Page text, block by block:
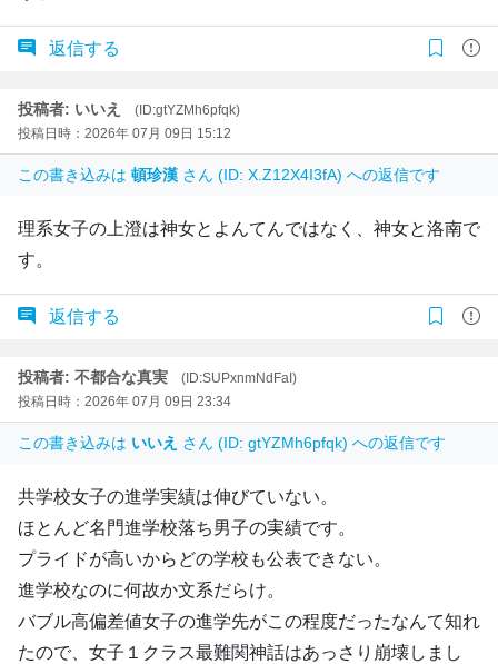
返信する
投稿者: いいえ
(ID:gtYZMh6pfqk)
投稿日時：2026年 07月 09日 15:12
この書き込みは 頓珍漢 さん (ID: X.Z12X4I3fA) への返信です
理系女子の上澄は神女とよんてんではなく、神女と洛南で
す。
返信する
投稿者: 不都合な真実
(ID:SUPxnmNdFaI)
投稿日時：2026年 07月 09日 23:34
この書き込みは いいえ さん (ID: gtYZMh6pfqk) への返信です
共学校女子の進学実績は伸びていない。
ほとんど名門進学校落ち男子の実績です。
プライドが高いからどの学校も公表できない。
進学校なのに何故か文系だらけ。
バブル高偏差値女子の進学先がこの程度だったなんて知れ
たので、女子１クラス最難関神話はあっさり崩壊しまし